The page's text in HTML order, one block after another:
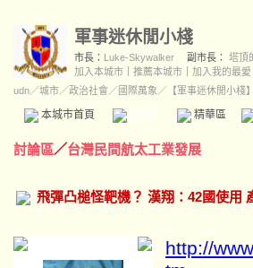
軍事迷休閒小棧
市長： Luke-Skywalker 副市長： 塔頂
加入本城市
推薦本城市 加入我的最愛
udn／城市／政治社會 ／國際萬象 ／ 【軍事迷休閒小棧
本城市首頁 精華區
討論區／台灣民間航太工業發展
飛彈凸槌怪靶機？ 漢翔：42國使用
http://